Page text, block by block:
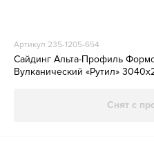
Артикул 235-1205-654
Сайдинг Альта-Профиль
Вулканический «Рутил»
Снят с